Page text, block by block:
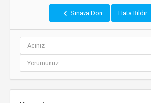
Sınava Dön Hata Bildir